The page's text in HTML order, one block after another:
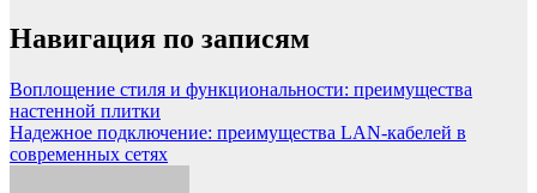
Навигация по записям
Воплощение стиля и функциональности: преимущества
настенной плитки
Надежное подключение: преимущества LAN-кабелей в
современных сетях